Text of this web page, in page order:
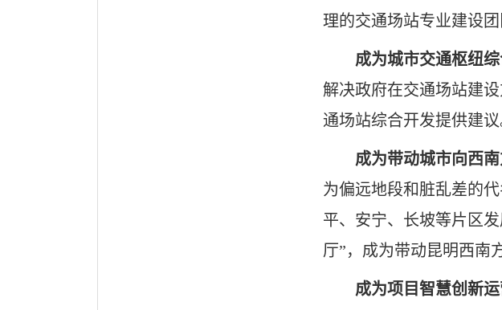
理的交通场站专业建设
成为城市交通枢纽综
解决政府在交通场站建
通场站综合开发提供建议
成为带动城市向西
为偏远地段和脏乱差的
平、安宁、长坡等片区
厅”，成为带动昆明西南
成为项目智慧创新运